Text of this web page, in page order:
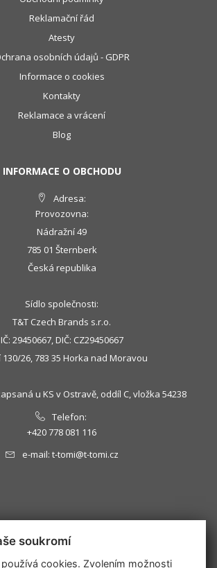
Reklamační řád
Atesty
osobních údajů - GDPR
Informace o cookies
Kontakty
Reklamace a vrácení
Blog
INFORMACE O OBCHODU
Adresa:
Provozovna:
Nádražní 49
785 01 Šternberk
Česká republika
Sídlo společnosti:
T&T Czech Brands s.r.o.
IČ: 29450667, DIČ: CZ29450667
130/26, 783 35 Horka nad Moravou
u KS v Ostravě, oddíl C, vložka 54238
Telefon:
+420 778 081 116
e-mail: t-tomi@t-tomi.cz
OK
soukromí
cookies. Zvolením možnosti